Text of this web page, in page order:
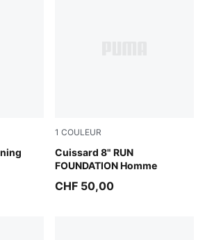
1 COULEUR
Cuissard 8" RUN
FOUNDATION Homme
Puma Black
CHF 50,00